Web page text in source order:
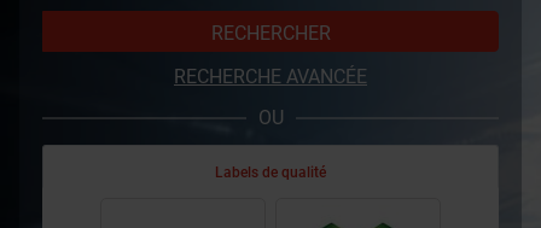
RECHERCHER
RECHERCHE AVANCÉE
OU
Labels de qualité